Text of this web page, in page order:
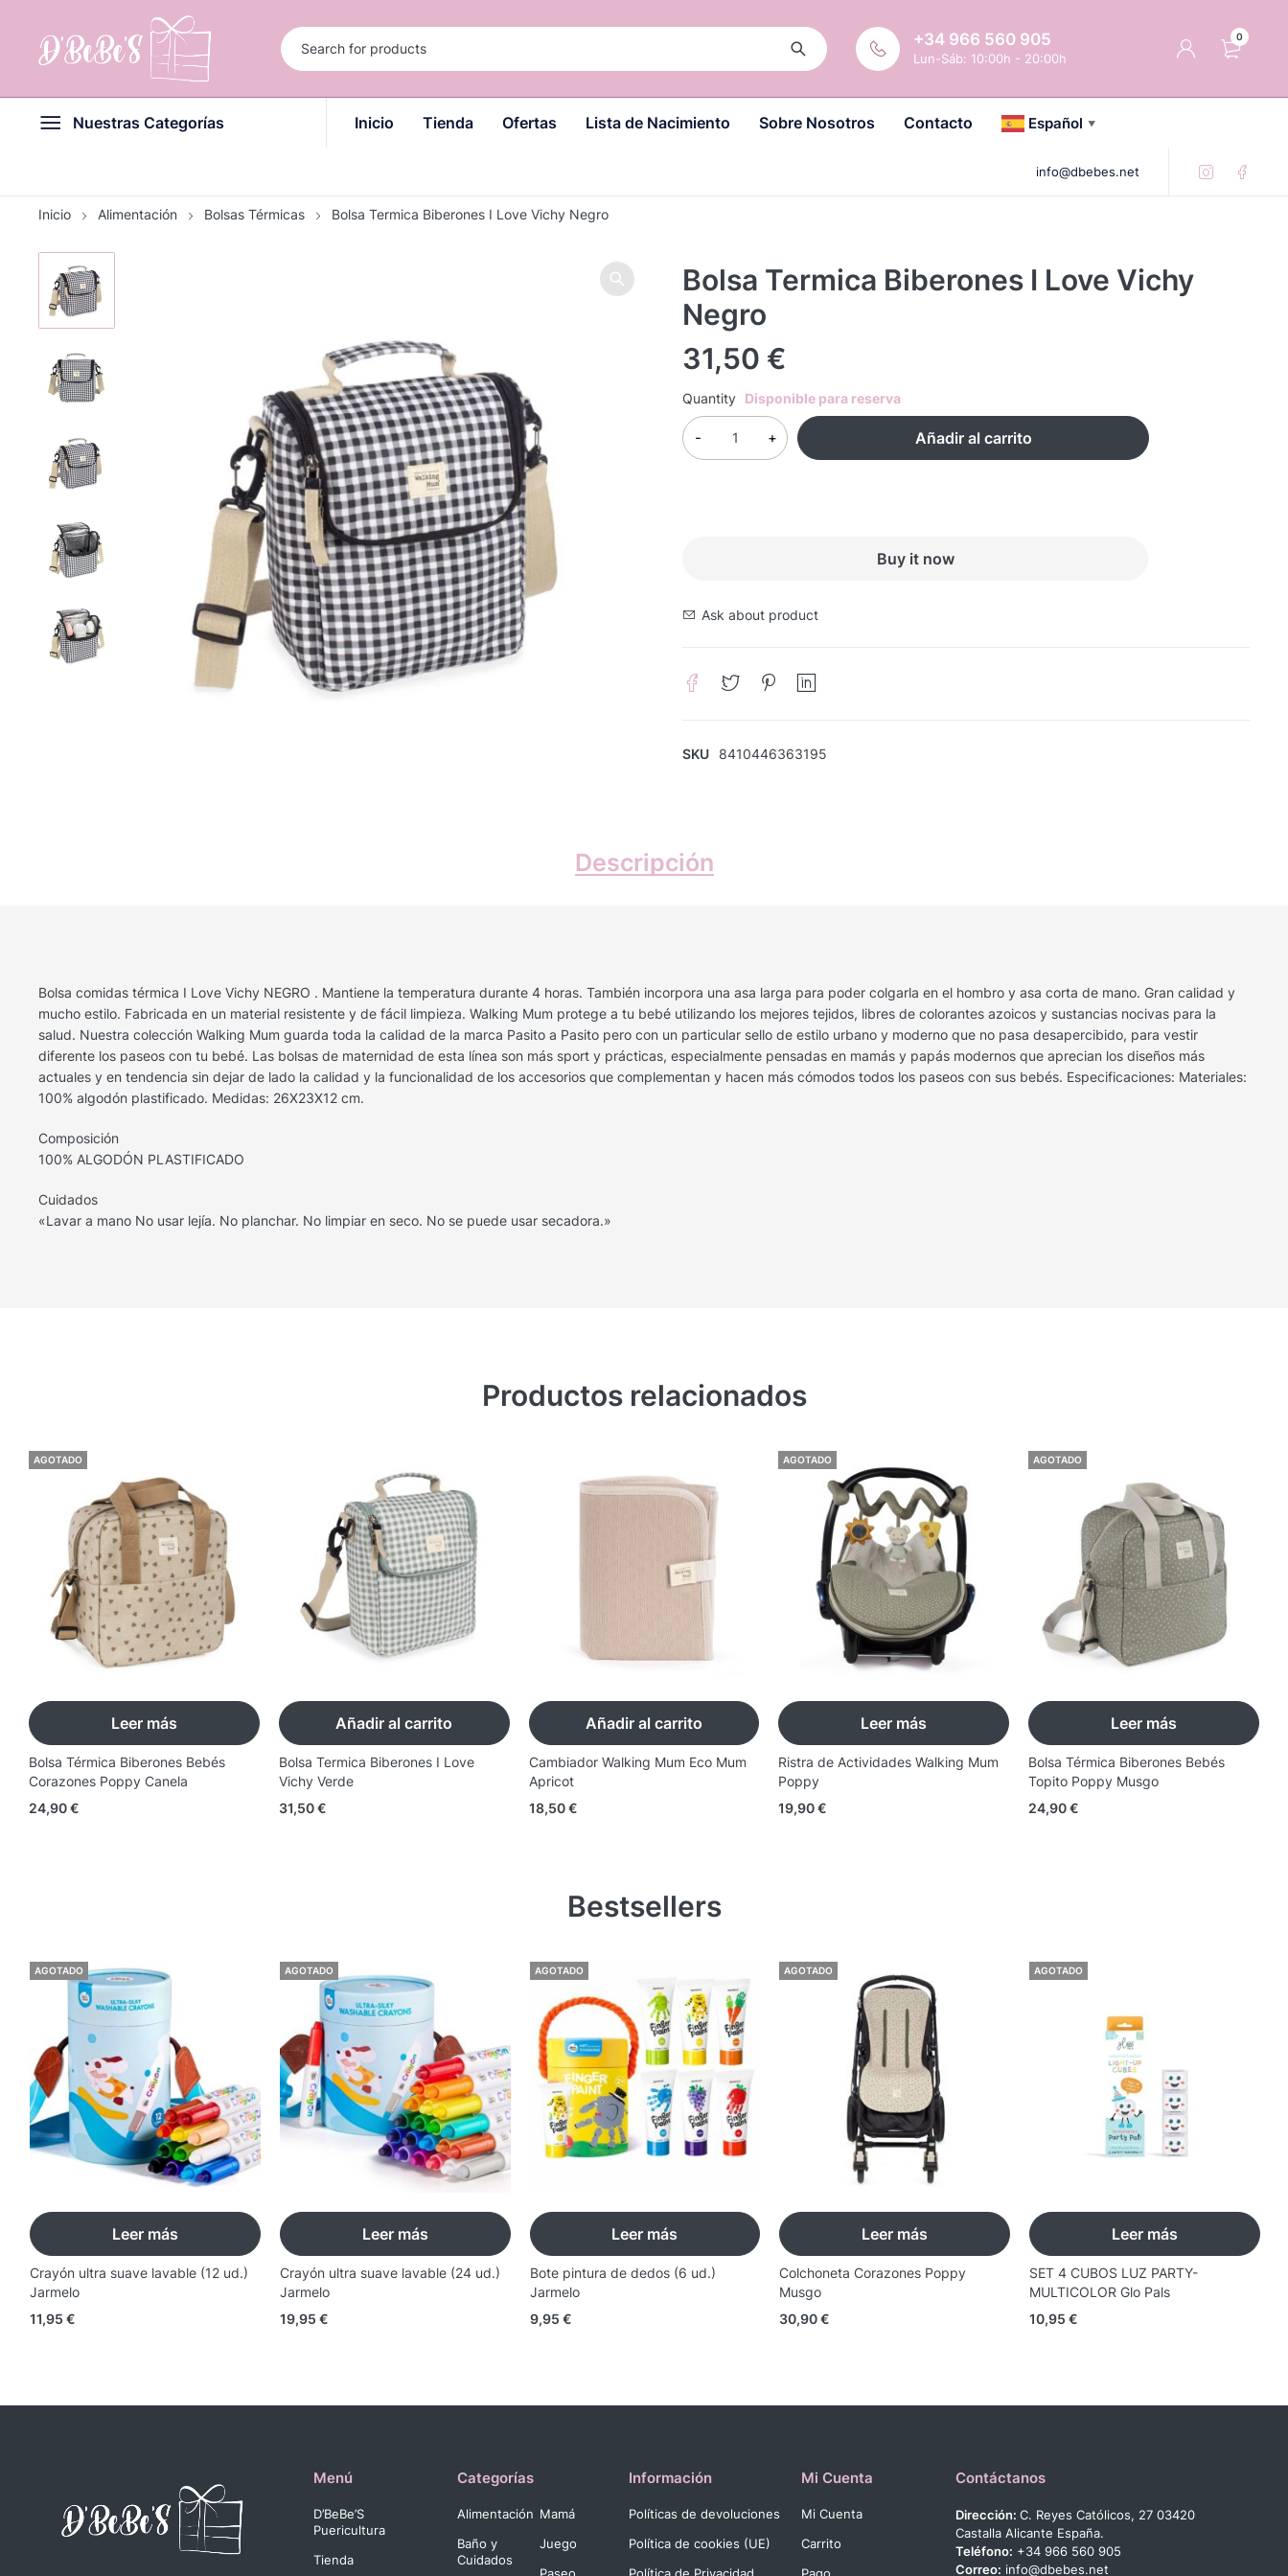
+34 966 560 905
Lun-Sáb: 10:00h - 20:00h
0
Nuestras Categorías Inicio Tienda Ofertas Lista de Nacimiento Sobre Nosotros Contacto Español ▼
info@dbebes.net
Inicio Alimentación Bolsas Térmicas Bolsa Termica Biberones I Love Vichy Negro
Bolsa Termica Biberones I Love Vichy
Negro
31,50 €
Quantity Disponible para reserva
Añadir al carrito
Buy it now
Ask about product
SKU 8410446363195
Descripción
Bolsa comidas térmica I Love Vichy NEGRO . Mantiene la temperatura durante 4 horas. También incorpora una asa larga para poder colgarla en el hombro y asa corta de mano. Gran calidad y
mucho estilo. Fabricada en un material resistente y de fácil limpieza. Walking Mum protege a tu bebé utilizando los mejores tejidos, libres de colorantes azoicos y sustancias nocivas para la
salud. Nuestra colección Walking Mum guarda toda la calidad de la marca Pasito a Pasito pero con un particular sello de estilo urbano y moderno que no pasa desapercibido, para vestir
diferente los paseos con tu bebé. Las bolsas de maternidad de esta línea son más sport y prácticas, especialmente pensadas en mamás y papás modernos que aprecian los diseños más
actuales y en tendencia sin dejar de lado la calidad y la funcionalidad de los accesorios que complementan y hacen más cómodos todos los paseos con sus bebés. Especificaciones: Materiales:
100% algodón plastificado. Medidas: 26X23X12 cm.
Composición
100% ALGODÓN PLASTIFICADO
Cuidados
«Lavar a mano No usar lejía. No planchar. No limpiar en seco. No se puede usar secadora.»
Productos relacionados
AGOTADO
Leer más
Bolsa Térmica Biberones Bebés
Corazones Poppy Canela
24,90€
Añadir al carrito
Bolsa Termica Biberones I Love
Vichy Verde
31,50€
Añadir al carrito
Cambiador Walking Mum Eco Mum
Apricot
18,50€
AGOTADO
Leer más
Ristra de Actividades Walking Mum
Poppy
19,90€
AGOTADO
Leer más
Bolsa Térmica Biberones Bebés
Topito Poppy Musgo
24,90€
Bestsellers
AGOTADO
Leer más
Crayón ultra suave lavable (12 ud.)
Jarmelo
11,95 €
AGOTADO
Leer más
Crayón ultra suave lavable (24 ud.)
Jarmelo
19,95 €
AGOTADO
Leer más
Bote pintura de dedos (6 ud.)
Jarmelo
9,95 €
AGOTADO
Leer más
Colchoneta Corazones Poppy
Musgo
30,90€
AGOTADO
Leer más
SET 4 CUBOS LUZ PARTY-
MULTICOLOR Glo Pals
10,95€
Menú
D’BeBe’S
Puericultura
Tienda
Categorías
Alimentación
Baño y
Cuidados
Mamá
Juego
Paseo
Información
Políticas de devoluciones
Política de cookies (UE)
Política de Privacidad
Mi Cuenta
Mi Cuenta
Carrito
Pago
Contáctanos
Dirección:C. Reyes Católicos, 27 03420
Castalla Alicante España.
Teléfono: +34 966 560 905
Correo: info@dbebes.net